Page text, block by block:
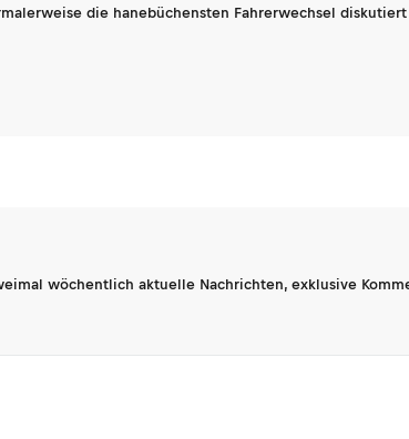
die hanebüchensten Fahrerwechsel
wöchentlich aktuelle Nachrichten, exklusive